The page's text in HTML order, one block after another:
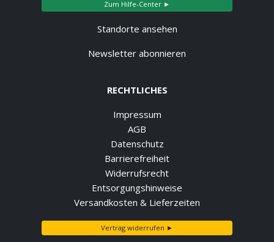
Zum Hilfe-Center ►
Standorte ansehen
Newsletter abonnieren
RECHTLICHES
Impressum
AGB
Datenschutz
Barrierefreiheit
Widerrufsrecht
Entsorgungshinweise
Versandkosten & Lieferzeiten
Vertrag widerrufen ►